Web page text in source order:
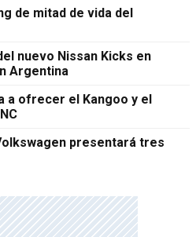
de mitad de vida del
nuevo Nissan Kicks en
Argentina
a ofrecer el Kangoo y el
presentará tres